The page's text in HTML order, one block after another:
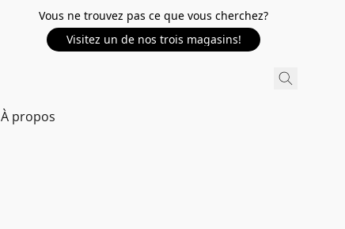
Vous ne trouvez pas ce que vous cherchez?
Visitez un de nos trois magasins!
À propos